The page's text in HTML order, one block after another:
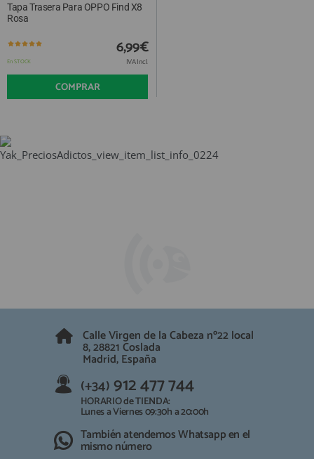
Tapa Trasera Para OPPO Find X8
Rosa
En STOCK
6,99€
IVA Incl.
COMPRAR
Calle Virgen de la Cabeza nº22 local
8, 28821 Coslada
Madrid, España
(+34) 912 477 744
HORARIO de TIENDA:
Lunes a Viernes 09:30h a 20:00h
También atendemos Whatsapp en el
mismo número